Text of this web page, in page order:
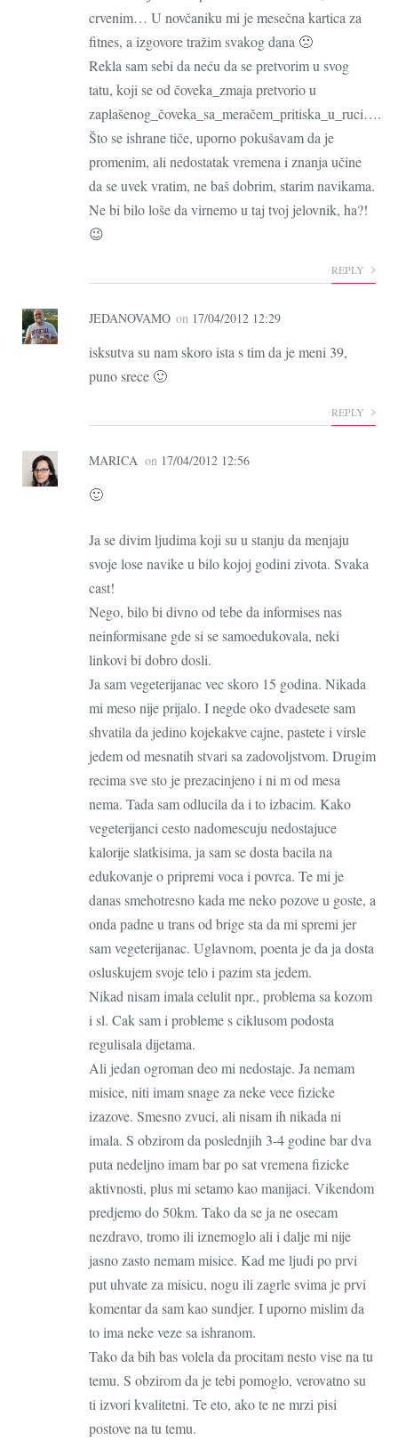
crvenim… U novčaniku mi je mesečna kartica za
fitnes, a izgovore tražim svakog dana 🙁
Rekla sam sebi da neću da se pretvorim u svog
tatu, koji se od čoveka_zmaja pretvorio u
zaplašenog_čoveka_sa_meračem_pritiska_u_ruci….
Što se ishrane tiče, uporno pokušavam da je
promenim, ali nedostatak vremena i znanja učine
da se uvek vratim, ne baš dobrim, starim navikama.
Ne bi bilo loše da virnemo u taj tvoj jelovnik, ha?!
😉
REPLY
JEDANOVAMO on 17/04/2012 12:29
isksutva su nam skoro ista s tim da je meni 39,
puno srece 🙂
REPLY
MARICA on 17/04/2012 12:56
🙂
Ja se divim ljudima koji su u stanju da menjaju
svoje lose navike u bilo kojoj godini zivota. Svaka
cast!
Nego, bilo bi divno od tebe da informises nas
neinformisane gde si se samoedukovala, neki
linkovi bi dobro dosli.
Ja sam vegeterijanac vec skoro 15 godina. Nikada
mi meso nije prijalo. I negde oko dvadesete sam
shvatila da jedino kojekakve cajne, pastete i virsle
jedem od mesnatih stvari sa zadovoljstvom. Drugim
recima sve sto je prezacinjeno i ni m od mesa
nema. Tada sam odlucila da i to izbacim. Kako
vegeterijanci cesto nadomescuju nedostajuce
kalorije slatkisima, ja sam se dosta bacila na
edukovanje o pripremi voca i povrca. Te mi je
danas smehotresno kada me neko pozove u goste, a
onda padne u trans od brige sta da mi spremi jer
sam vegeterijanac. Uglavnom, poenta je da ja dosta
osluskujem svoje telo i pazim sta jedem.
Nikad nisam imala celulit npr., problema sa kozom
i sl. Cak sam i probleme s ciklusom podosta
regulisala dijetama.
Ali jedan ogroman deo mi nedostaje. Ja nemam
misice, niti imam snage za neke vece fizicke
izazove. Smesno zvuci, ali nisam ih nikada ni
imala. S obzirom da poslednjih 3-4 godine bar dva
puta nedeljno imam bar po sat vremena fizicke
aktivnosti, plus mi setamo kao manijaci. Vikendom
predjemo do 50km. Tako da se ja ne osecam
nezdravo, tromo ili iznemoglo ali i dalje mi nije
jasno zasto nemam misice. Kad me ljudi po prvi
put uhvate za misicu, nogu ili zagrle svima je prvi
komentar da sam kao sundjer. I uporno mislim da
to ima neke veze sa ishranom.
Tako da bih bas volela da procitam nesto vise na tu
temu. S obzirom da je tebi pomoglo, verovatno su
ti izvori kvalitetni. Te eto, ako te ne mrzi pisi
postove na tu temu.